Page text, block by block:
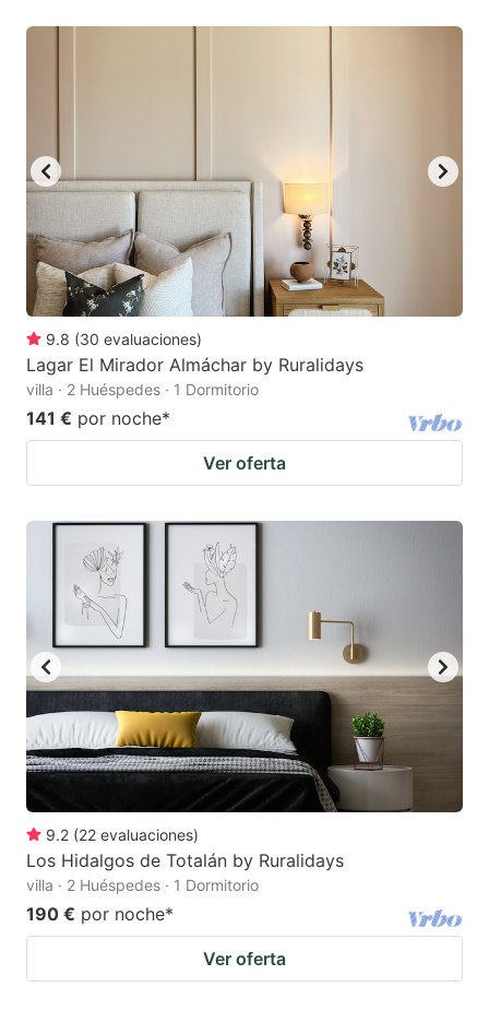
9.8 (30 evaluaciones)
Lagar El Mirador Almáchar by Ruralidays
villa · 2 Huéspedes · 1 Dormitorio
141 € por noche*
Ver oferta
9.2 (22 evaluaciones)
Los Hidalgos de Totalán by Ruralidays
villa · 2 Huéspedes · 1 Dormitorio
190 € por noche*
Ver oferta